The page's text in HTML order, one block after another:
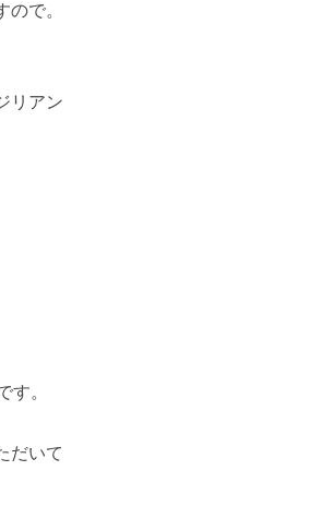
で。
リアン
す。
だいて